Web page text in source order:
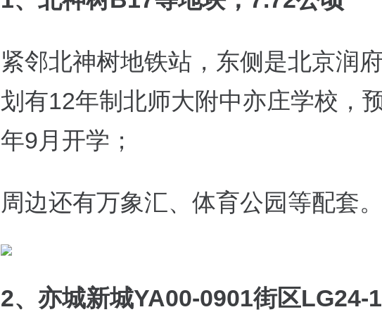
紧邻北神树地铁站，东侧是北京润
划有12年制北师大附中亦庄学校，
年9月开学；
周边还有万象汇、体育公园等配套。
2、亦城新城YA00-0901街区LG24-